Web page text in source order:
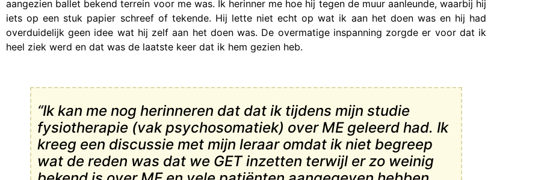
aangezien ballet bekend terrein voor me was. Ik herinner me hoe hij tegen de muur aanleunde, waarbij hij
iets op een stuk papier schreef of tekende. Hij lette niet echt op wat ik aan het doen was en hij had
overduidelijk geen idee wat hij zelf aan het doen was. De overmatige inspanning zorgde er voor dat ik
heel ziek werd en dat was de laatste keer dat ik hem gezien heb.
“Ik kan me nog herinneren dat dat ik tijdens mijn studie
fysiotherapie (vak psychosomatiek) over ME geleerd had. Ik
kreeg een discussie met mijn leraar omdat ik niet begreep
wat de reden was dat we GET inzetten terwijl er zo weinig